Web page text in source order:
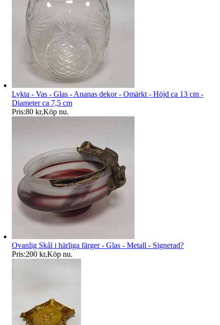
Lykta - Vas - Glas - Ananas dekor - Omärkt - Höjd ca 13 cm -
Diameter ca 7,5 cm
Pris:80 kr,Köp nu.
Ovanlig Skål i härliga färger - Glas - Metall - Signerad?
Pris:200 kr,Köp nu.